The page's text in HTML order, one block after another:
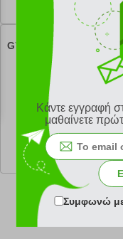
Ελάχιστη 30 ημερών 86.00 €
Προτεινόμενη λιανική 86.00 €
ΒΕΡΜΟΥΔΑ PEPE
GYMDIGO CARGO
ΜΠΕΖ (34)
κωδ.
60.20 €
Ελάχιστη 30 ημερών 86.00 €
Προτεινόμενη λιανική 86.00 €
Κάντε εγγραφή
μαθαίνετε
Συμφωνώ